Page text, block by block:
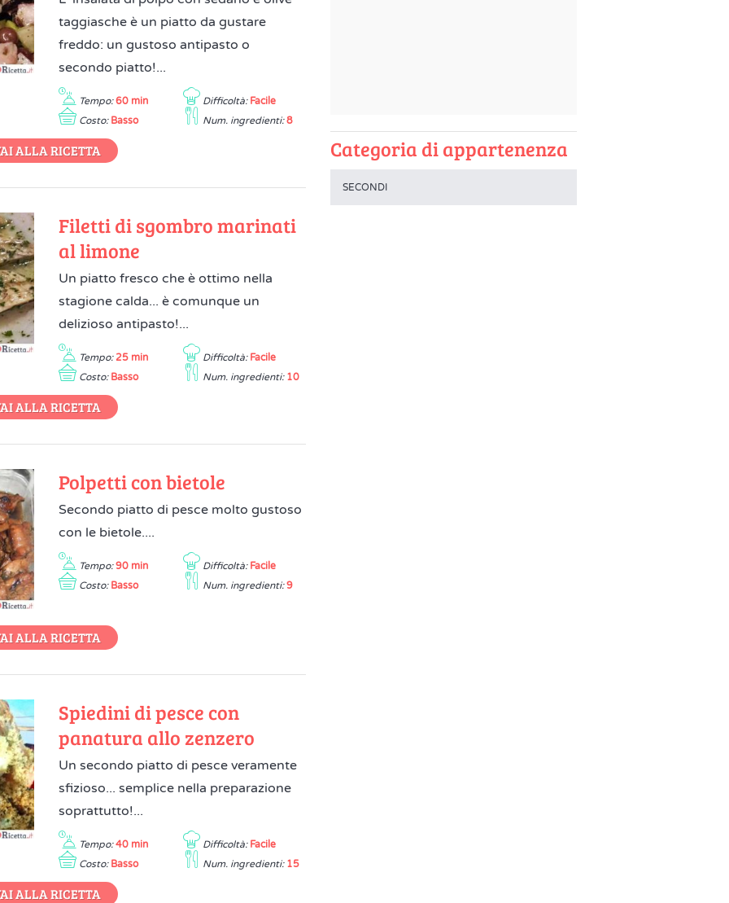
taggiasche è un piatto da gustare
freddo: un gustoso antipasto o
secondo piatto!...
Tempo: 60 min Difficoltà: Facile
Costo: Basso Num. ingredienti: 8
ALLA RICETTA
Filetti di sgombro marinati
al limone
Un piatto fresco che è ottimo nella
stagione calda... è comunque un
delizioso antipasto!...
Tempo: 25 min Difficoltà: Facile
Costo: Basso Num. ingredienti: 10
ALLA RICETTA
Polpetti con bietole
Secondo piatto di pesce molto gustoso
con le bietole....
Tempo: 90 min Difficoltà: Facile
Costo: Basso Num. ingredienti: 9
ALLA RICETTA
Spiedini di pesce con
panatura allo zenzero
Un secondo piatto di pesce veramente
sfizioso... semplice nella preparazione
soprattutto!...
Tempo: 40 min Difficoltà: Facile
Costo: Basso Num. ingredienti: 15
ALLA RICETTA
Categoria di appartenenza
SECONDI